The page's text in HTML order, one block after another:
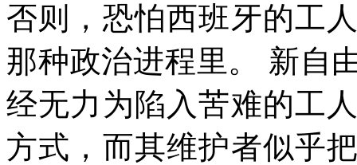
否则，恐怕西班牙的工
那种政治进程里。
新自
经无力为陷入苦难的工
方式，而其维护者似乎